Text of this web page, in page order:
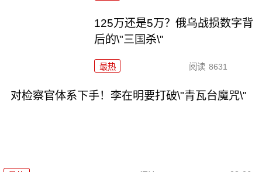
125万还是5万？俄乌战损数字背
后的\"三国杀\"
最热 阅读 8631
对检察官体系下手！李在明要打破\"青瓦台魔咒\"